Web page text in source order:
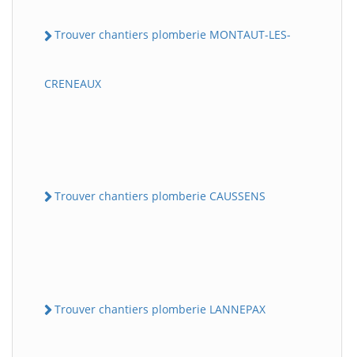
Trouver chantiers plomberie MONTAUT-LES-
CRENEAUX
Trouver chantiers plomberie CAUSSENS
Trouver chantiers plomberie LANNEPAX